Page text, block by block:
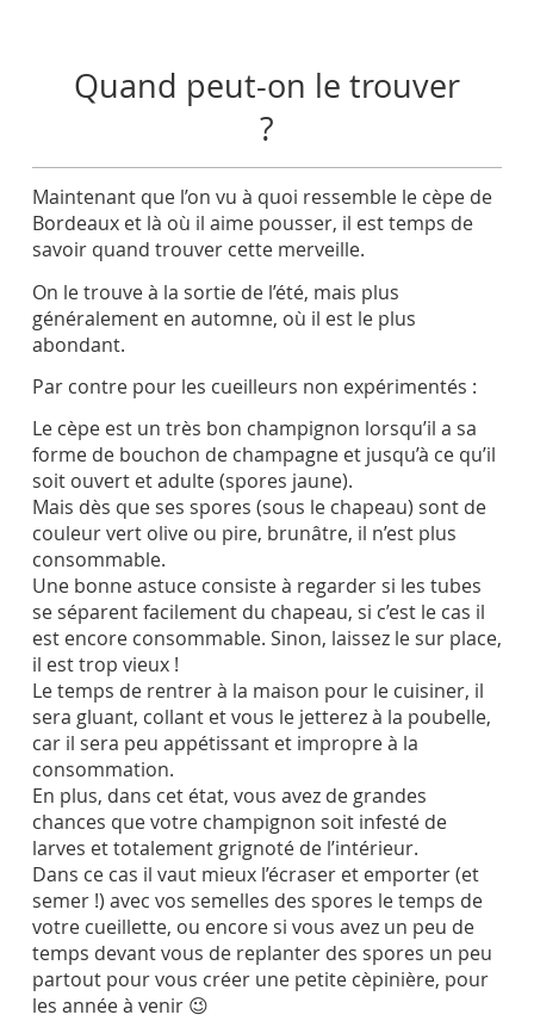
Quand peut-on le trouver
?
Maintenant que l’on vu à quoi ressemble le cèpe de
Bordeaux et là où il aime pousser, il est temps de
savoir quand trouver cette merveille.
On le trouve à la sortie de l’été, mais plus
généralement en automne, où il est le plus
abondant.
Par contre pour les cueilleurs non expérimentés :
Le cèpe est un très bon champignon lorsqu’il a sa
forme de bouchon de champagne et jusqu’à ce qu’il
soit ouvert et adulte (spores jaune).
Mais dès que ses spores (sous le chapeau) sont de
couleur vert olive ou pire, brunâtre, il n’est plus
consommable.
Une bonne astuce consiste à regarder si les tubes
se séparent facilement du chapeau, si c’est le cas il
est encore consommable. Sinon, laissez le sur place,
il est trop vieux !
Le temps de rentrer à la maison pour le cuisiner, il
sera gluant, collant et vous le jetterez à la poubelle,
car il sera peu appétissant et impropre à la
consommation.
En plus, dans cet état, vous avez de grandes
chances que votre champignon soit infesté de
larves et totalement grignoté de l’intérieur.
Dans ce cas il vaut mieux l’écraser et emporter (et
semer !) avec vos semelles des spores le temps de
votre cueillette, ou encore si vous avez un peu de
temps devant vous de replanter des spores un peu
partout pour vous créer une petite cèpinière, pour
les année à venir 😉